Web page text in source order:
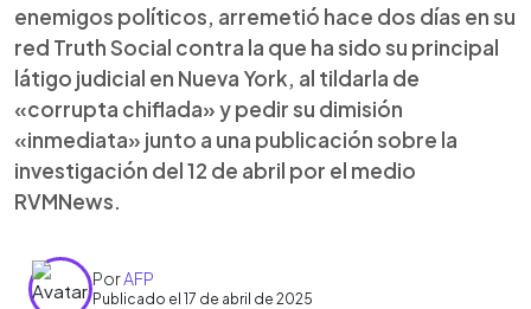
enemigos políticos, arremetió hace dos días en su
red Truth Social contra la que ha sido su principal
látigo judicial en Nueva York, al tildarla de
«corrupta chiflada» y pedir su dimisión
«inmediata» junto a una publicación sobre la
investigación del 12 de abril por el medio
RVMNews.
PorAFP
Publicado el 17 de abril de 2025